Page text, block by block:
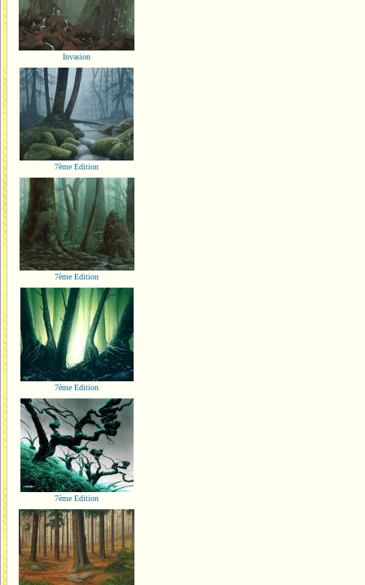
Invasion
7ème Edition
7ème Edition
7ème Edition
7ème Edition